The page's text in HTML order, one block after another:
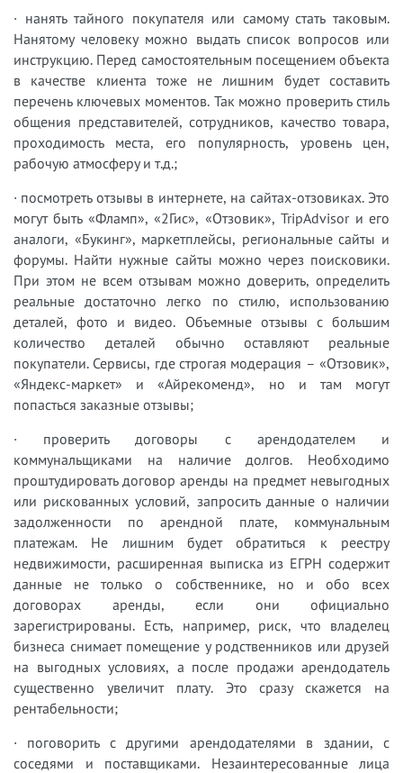
· нанять тайного покупателя или самому стать таковым.
Нанятому человеку можно выдать список вопросов или
инструкцию. Перед самостоятельным посещением объекта
в качестве клиента тоже не лишним будет составить
перечень ключевых моментов. Так можно проверить стиль
общения представителей, сотрудников, качество товара,
проходимость места, его популярность, уровень цен,
рабочую атмосферу и т.д.;
· посмотреть отзывы в интернете, на сайтах-отзовиках. Это
могут быть «Фламп», «2Гис», «Отзовик», TripAdvisor и его
аналоги, «Букинг», маркетплейсы, региональные сайты и
форумы. Найти нужные сайты можно через поисковики.
При этом не всем отзывам можно доверить, определить
реальные достаточно легко по стилю, использованию
деталей, фото и видео. Объемные отзывы с большим
количество деталей обычно оставляют реальные
покупатели. Сервисы, где строгая модерация – «Отзовик»,
«Яндекс-маркет» и «Айрекоменд», но и там могут
попасться заказные отзывы;
· проверить договоры с арендодателем и
коммунальщиками на наличие долгов. Необходимо
проштудировать договор аренды на предмет невыгодных
или рискованных условий, запросить данные о наличии
задолженности по арендной плате, коммунальным
платежам. Не лишним будет обратиться к реестру
недвижимости, расширенная выписка из ЕГРН содержит
данные не только о собственнике, но и обо всех
договорах аренды, если они официально
зарегистрированы. Есть, например, риск, что владелец
бизнеса снимает помещение у родственников или друзей
на выгодных условиях, а после продажи арендодатель
существенно увеличит плату. Это сразу скажется на
рентабельности;
· поговорить с другими арендодателями в здании, с
соседями и поставщиками. Незаинтересованные лица